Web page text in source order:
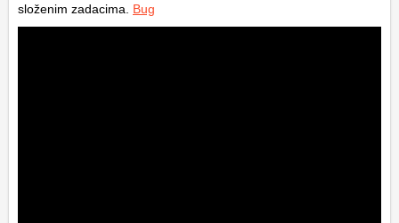
složenim zadacima. Bug